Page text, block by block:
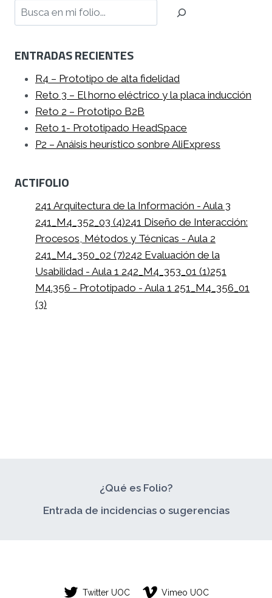
Buscar
ENTRADAS RECIENTES
R4 – Prototipo de alta fidelidad
Reto 3 – El horno eléctrico y la placa inducción
Reto 2 – Prototipo B2B
Reto 1- Prototipado HeadSpace
P2 – Anáisis heurístico sonbre AliExpress
ACTIFOLIO
241 Arquitectura de la Información - Aula 3
241_M4_352_03 (4)241 Diseño de Interacción:
Procesos, Métodos y Técnicas - Aula 2
241_M4_350_02 (7)242 Evaluación de la
Usabilidad - Aula 1 242_M4_353_01 (1)251
M4.356 - Prototipado - Aula 1 251_M4_356_01
(3)
¿Qué es Folio?
Entrada de incidencias o sugerencias
Twitter UOC Vimeo UOC